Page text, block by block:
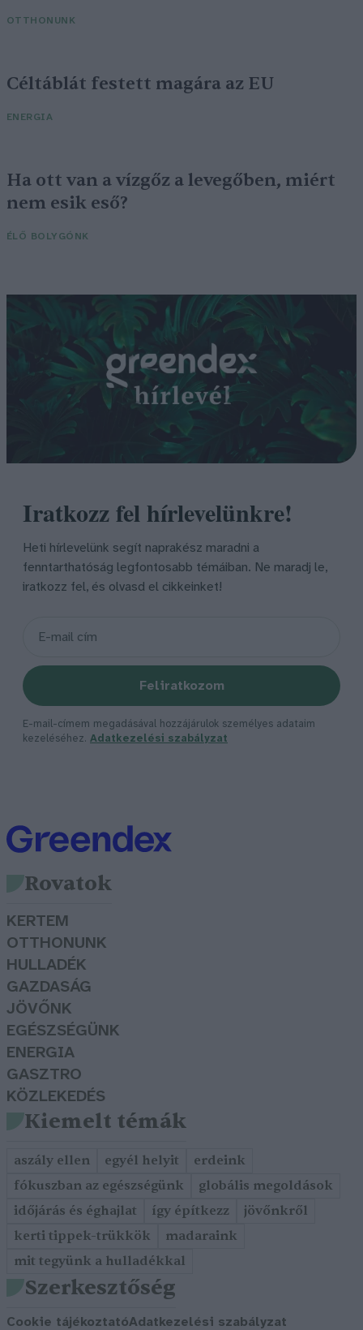
OTTHONUNK
Céltáblát festett magára az EU
ENERGIA
Ha ott van a vízgőz a levegőben, miért
nem esik eső?
ÉLŐ BOLYGÓNK
Iratkozz fel hírlevelünkre!
Heti hírlevelünk segít naprakész maradni a
fenntarthatóság legfontosabb témáiban. Ne maradj le,
iratkozz fel, és olvasd el cikkeinket!
Feliratkozom
E-mail-címem megadásával hozzájárulok személyes adataim
kezeléséhez. Adatkezelési szabályzat
Rovatok
KERTEM
OTTHONUNK
HULLADÉK
GAZDASÁG
JÖVŐNK
EGÉSZSÉGÜNK
ENERGIA
GASZTRO
KÖZLEKEDÉS
Kiemelt témák
aszály ellen egyél helyit
erdeink
fókuszban az egészségünk
globális megoldások
időjárás és éghajlat
így építkezz
jövőnkről
kerti tippek-trükkök
madaraink
mit tegyünk a hulladékkal
Szerkesztőség
Cookie tájékoztatóAdatkezelési szabályzat